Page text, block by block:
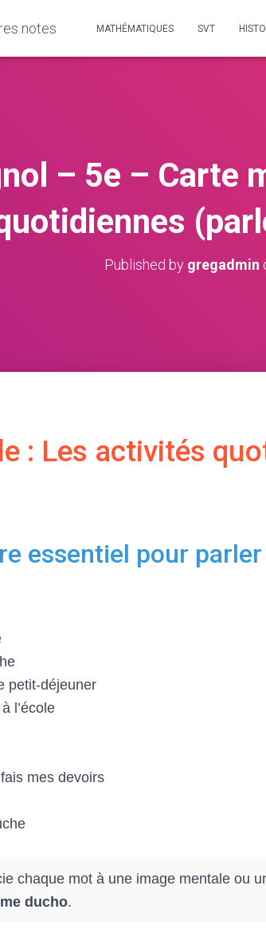
notes MATHÉMATIQUES SVT
– 5e – Carte
Published by gregadmin
: Les activités
essentiel pour
petit-déjeuner
l’école
mes devoirs
chaque mot à une image mentale ou
me ducho.